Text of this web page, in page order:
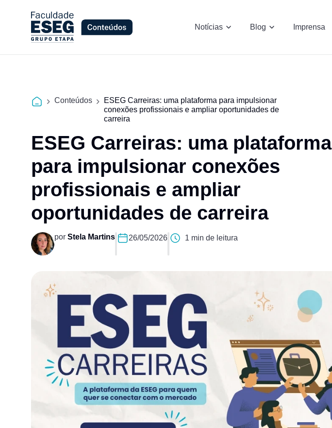
Notícias Blog Imprensa
Conteúdos
ESEG Carreiras: uma plataforma para impulsionar
conexões profissionais e ampliar oportunidades de
carreira
ESEG Carreiras: uma plataforma
para impulsionar conexões
profissionais e ampliar
oportunidades de carreira
por Stela Martins 26/05/2026 1 min de leitura